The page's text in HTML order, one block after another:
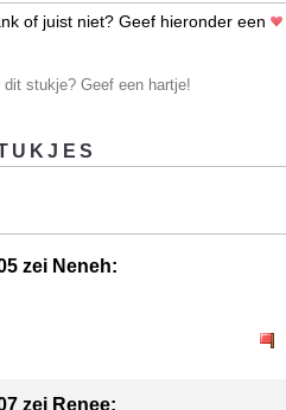
of juist niet? Geef hieronder een
dit stukje? Geef een hartje!
zei Neneh:
zei Renee: